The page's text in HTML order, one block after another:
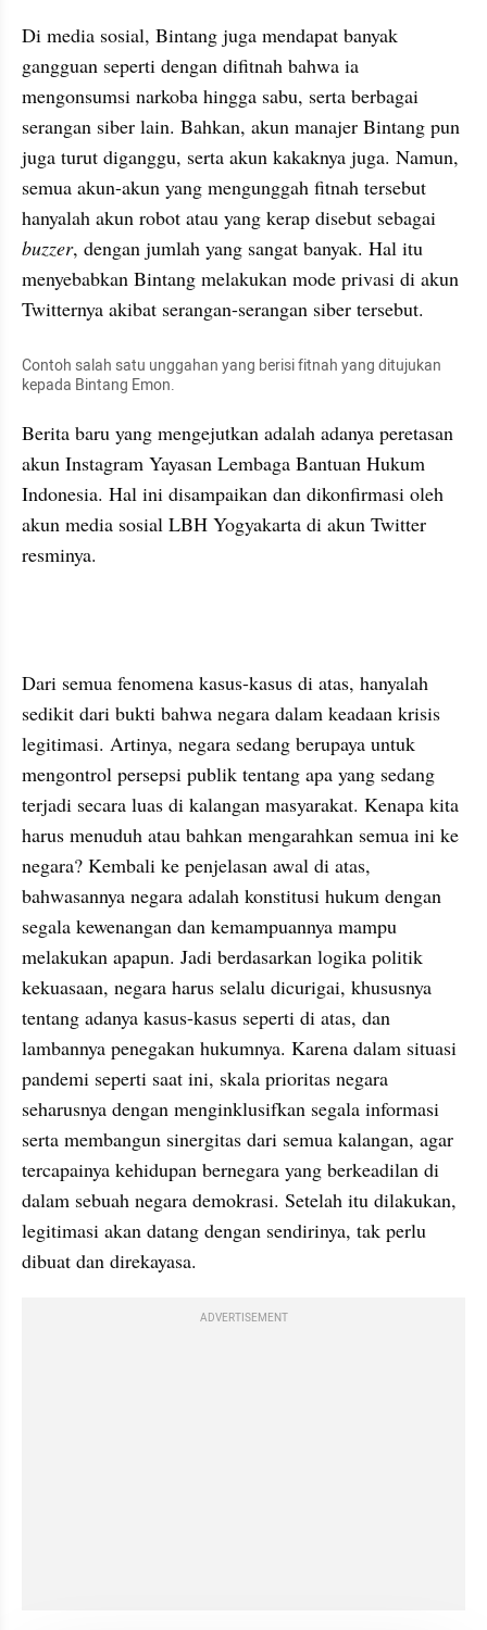
Di media sosial, Bintang juga mendapat banyak
gangguan seperti dengan difitnah bahwa ia
mengonsumsi narkoba hingga sabu, serta berbagai
serangan siber lain. Bahkan, akun manajer Bintang pun
juga turut diganggu, serta akun kakaknya juga. Namun,
semua akun-akun yang mengunggah fitnah tersebut
buzzer, dengan jumlah yang sangat banyak. Hal itu
menyebabkan Bintang melakukan mode privasi di akun
Twitternya akibat serangan-serangan siber tersebut.
Contoh salah satu unggahan yang berisi fitnah yang ditujukan
kepada Bintang Emon.
Berita baru yang mengejutkan adalah adanya peretasan
akun Instagram Yayasan Lembaga Bantuan Hukum
Indonesia. Hal ini disampaikan dan dikonfirmasi oleh
akun media sosial LBH Yogyakarta di akun Twitter
resminya.
Dari semua fenomena kasus-kasus di atas, hanyalah
sedikit dari bukti bahwa negara dalam keadaan krisis
legitimasi. Artinya, negara sedang berupaya untuk
mengontrol persepsi publik tentang apa yang sedang
terjadi secara luas di kalangan masyarakat. Kenapa kita
harus menuduh atau bahkan mengarahkan semua ini ke
negara? Kembali ke penjelasan awal di atas,
bahwasannya negara adalah konstitusi hukum dengan
segala kewenangan dan kemampuannya mampu
melakukan apapun. Jadi berdasarkan logika politik
kekuasaan, negara harus selalu dicurigai, khususnya
tentang adanya kasus-kasus seperti di atas, dan
lambannya penegakan hukumnya. Karena dalam situasi
pandemi seperti saat ini, skala prioritas negara
seharusnya dengan menginklusifkan segala informasi
serta membangun sinergitas dari semua kalangan, agar
tercapainya kehidupan bernegara yang berkeadilan di
dalam sebuah negara demokrasi. Setelah itu dilakukan,
legitimasi akan datang dengan sendirinya, tak perlu
dibuat dan direkayasa.
ADVERTISEMENT